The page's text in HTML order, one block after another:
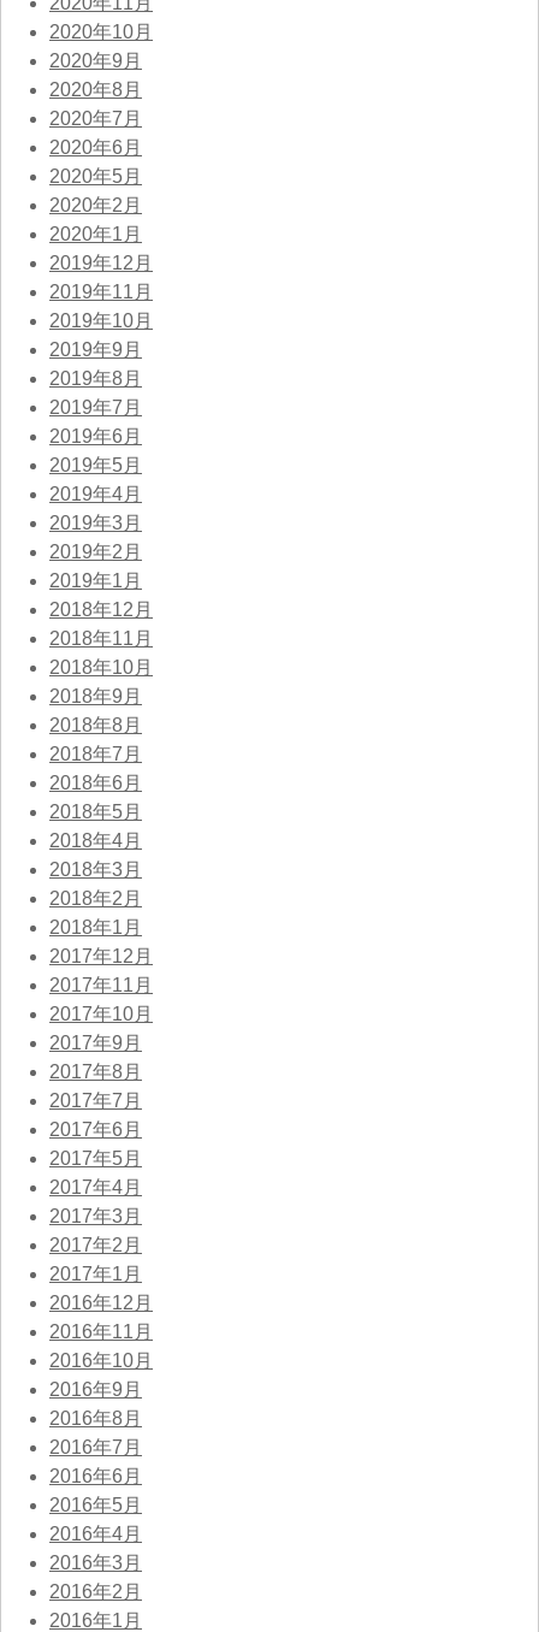
2020年10月
2020年9月
2020年8月
2020年7月
2020年6月
2020年5月
2020年2月
2020年1月
2019年12月
2019年11月
2019年10月
2019年9月
2019年8月
2019年7月
2019年6月
2019年5月
2019年4月
2019年3月
2019年2月
2019年1月
2018年12月
2018年11月
2018年10月
2018年9月
2018年8月
2018年7月
2018年6月
2018年5月
2018年4月
2018年3月
2018年2月
2018年1月
2017年12月
2017年11月
2017年10月
2017年9月
2017年8月
2017年7月
2017年6月
2017年5月
2017年4月
2017年3月
2017年2月
2017年1月
2016年12月
2016年11月
2016年10月
2016年9月
2016年8月
2016年7月
2016年6月
2016年5月
2016年4月
2016年3月
2016年2月
2016年1月